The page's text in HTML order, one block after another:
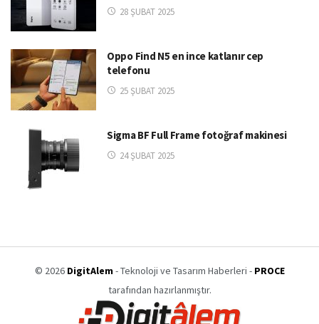
28 ŞUBAT 2025
Oppo Find N5 en ince katlanır cep
telefonu
25 ŞUBAT 2025
Sigma BF Full Frame fotoğraf makinesi
24 ŞUBAT 2025
© 2026 DigitAlem- Teknoloji ve Tasarım Haberleri - PROCE
tarafından hazırlanmıştır.